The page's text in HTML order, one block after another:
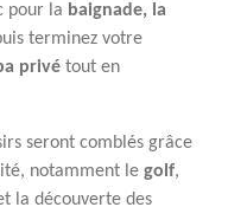
pour la baignade, la
terminez votre
privé tout en
seront comblés grâce
notamment le golf,
la découverte des